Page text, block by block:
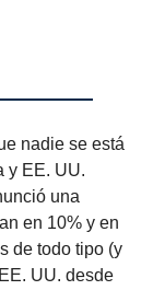
nadie se está
y EE. UU.
una
en 10% y en
de todo tipo (y
UU. desde